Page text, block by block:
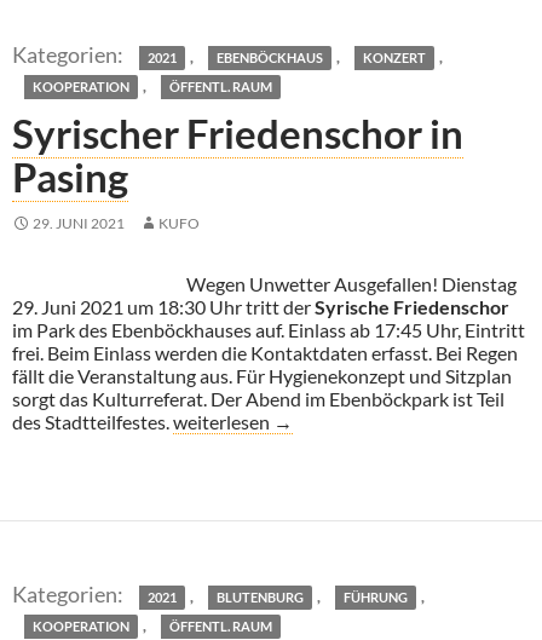
2021 , EBENBÖCKHAUS , KONZERT ,
KOOPERATION , ÖFFENTL. RAUM
Syrischer Friedenschor in
Pasing
29. JUNI 2021 KUFO
Wegen Unwetter Ausgefallen! Dienstag
29. Juni 2021 um 18:30 Uhr tritt derSyrische Friedenschor
im Park des Ebenböckhauses auf. Einlass ab 17:45 Uhr, Eintritt
frei. Beim Einlass werden die Kontaktdaten erfasst. Bei Regen
fällt die Veranstaltung aus. Für Hygienekonzept und Sitzplan
sorgt das Kulturreferat. Der Abend im Ebenböckpark ist Teil
des Stadtteilfestes.Syrischer Friedenschor in Pasing
weiterlesen →
2021 , BLUTENBURG , FÜHRUNG ,
KOOPERATION , ÖFFENTL. RAUM